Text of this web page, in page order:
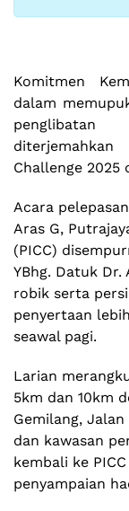
Komitmen
dalam
Challenge 2025
Acara
Aras G,
(PICC)
YBhg. Datuk Dr.
robik serta
penyertaan
seawal pagi.
Larian
5km dan 10km
Gemilang,
dan kawasan
kembali ke
penyampaian